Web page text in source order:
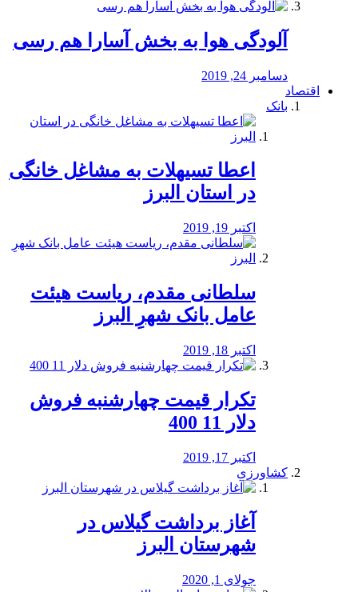
آلودگی هوا به بخش آسارا هم رسی
دسامبر 24, 2019
اقتصاد
بانک
️اعطا تسیهلات به مشاغل خانگی
در استان البرز
اکتبر 19, 2019
سلطانی مقدم، ریاست هیئت
عامل بانک شهرِ البرز
اکتبر 18, 2019
تکرار قیمت چهارشنبه فروش
دلار 11 400
اکتبر 17, 2019
کشاورزی
آغاز برداشت گیلاس در
شهرستان البرز
جولای 1, 2020